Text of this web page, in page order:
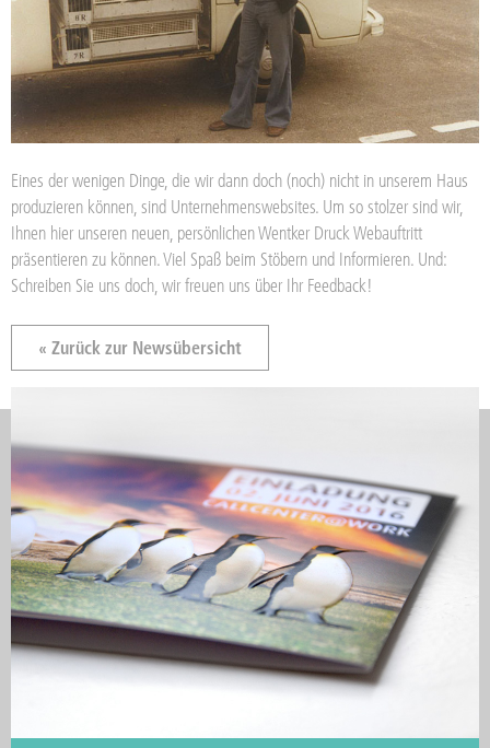
Eines der wenigen Dinge, die wir dann doch (noch) nicht in unserem Haus
produzieren können, sind Unternehmenswebsites. Um so stolzer sind wir,
Ihnen hier unseren neuen, persönlichen Wentker Druck Webauftritt
präsentieren zu können. Viel Spaß beim Stöbern und Informieren. Und:
Schreiben Sie uns doch, wir freuen uns über Ihr Feedback!
« Zurück zur Newsübersicht